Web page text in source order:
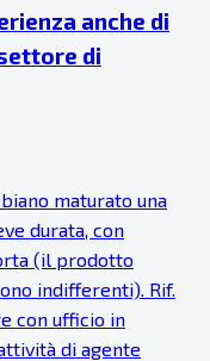
anche di
di
maturato una
durata, con
(il prodotto
indifferenti). Rif.
con ufficio in
di agente